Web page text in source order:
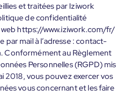
et traitées par Iziwork
de confidentialité
https://www.iziwork.com/fr/
par mail à l’adresse : contact-
Conformément au Règlement
Personnelles (RGPD) mis
2018, vous pouvez exercer vos
vous concernant et les faire